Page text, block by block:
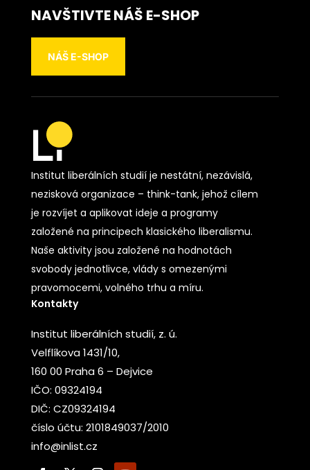
NAVŠTIVTE NÁŠ E-SHOP
NÁŠ E-SHOP
Institut liberálních studií je nestátní, nezávislá,
nezisková organizace – think-tank, jehož cílem
je rozvíjet a aplikovat ideje a programy
založené na principech klasického liberalismu.
Naše aktivity jsou založené na hodnotách
svobody jednotlivce, vlády s omezenými
pravomocemi, volného trhu a míru.
Kontakty
Institut liberálních studií, z. ú.
Velflíkova 1431/10,
160 00 Praha 6 – Dejvice
IČO: 09324194
DIČ: CZ09324194
číslo účtu: 2101849037/2010
info@inlist.cz